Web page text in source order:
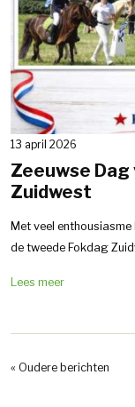
13 april 2026
Zeeuwse
Zuidwest
Met veel
de tweede Fokdag
Lees meer
« Oudere berichten